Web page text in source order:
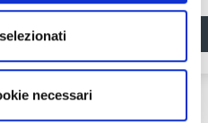
necessari